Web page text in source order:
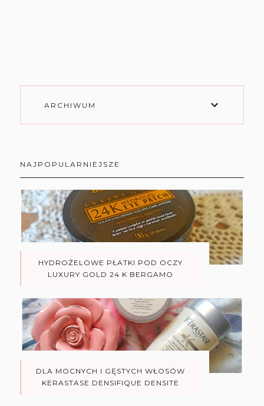
ARCHIWUM
NAJPOPULARNIEJSZE
HYDROŻELOWE PŁATKI POD OCZY
LUXURY GOLD 24 K BERGAMO
DLA MOCNYCH I GĘSTYCH WŁOSÓW
KERASTASE DENSIFIQUE DENSITE